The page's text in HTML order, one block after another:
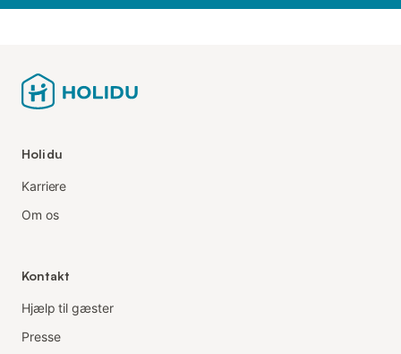
Holidu
Karriere
Om os
Kontakt
Hjælp til gæster
Presse